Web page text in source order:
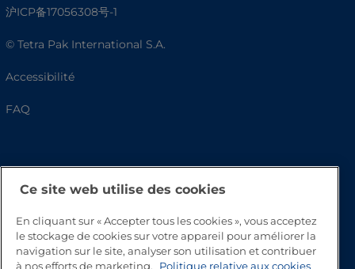
沪ICP备17056308号-1
© Tetra Pak International S.A.
Accessibilité
FAQ
Ce site web utilise des cookies
En cliquant sur « Accepter tous les cookies », vous acceptez
le stockage de cookies sur votre appareil pour améliorer la
navigation sur le site, analyser son utilisation et contribuer
à nos efforts de marketing.
Politique relative aux cookies